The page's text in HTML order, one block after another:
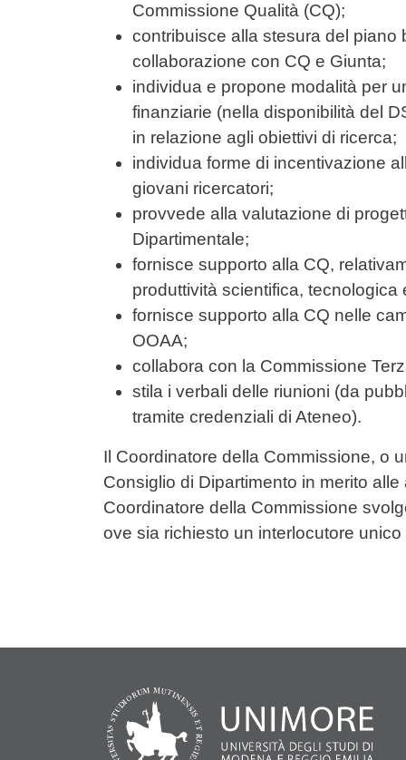
Commissione Qualità (CQ);
contribuisce alla stesura del piano
collaborazione con CQ e Giunta;
individua e propone modalità per
finanziarie (nella disponibilità del
in relazione agli obiettivi di ricerca;
individua forme di incentivazione
giovani ricercatori;
provvede alla valutazione di
Dipartimentale;
fornisce supporto alla CQ,
produttività scientifica,
fornisce supporto alla CQ nelle
OOAA;
collabora con la Commissione
stila i verbali delle riunioni (da
tramite credenziali di Ateneo).
Il Coordinatore della Commissione, o
Consiglio di Dipartimento in merito
Coordinatore della Commissione
ove sia richiesto un interlocutore